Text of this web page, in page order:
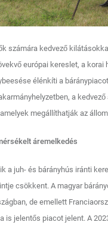
számára kedvező
európai kereslet, a korai
élénkíti a
a
megállíthatják az
áremelkedés
a juh- és bárányhús iránti
csökkent. A magyar
de emellett
is jelentős piacot jelent. A